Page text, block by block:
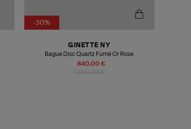
-30%
840,00 €
GINETTE NY
Bague Disc Quartz Fumé Or Rose